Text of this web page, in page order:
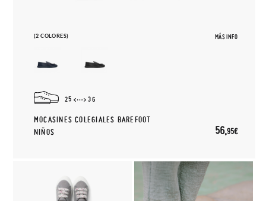
(2 COLORES) MÁS INFO
25 36
MOCASINES COLEGIALES BAREFOOT
NIÑOS
56,95€